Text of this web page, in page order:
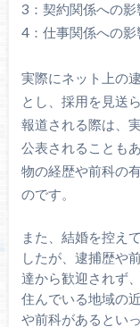
3：契約関係への影
4：仕事関係への影
実際にネット上の
とし、採用を見送
報道される際は、
公表されることも
物の経歴や前科の
のです。
また、結婚を控え
したが、逮捕歴や
達から歓迎されず
住んでいる地域の
や前科があるとい